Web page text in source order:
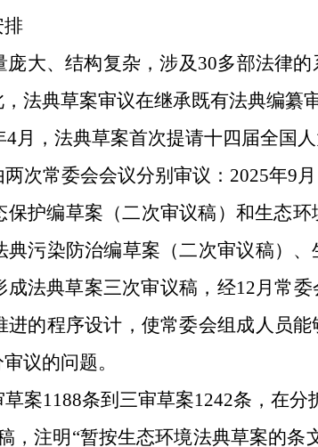
排
大、结构复杂，涉及 30多部法律
法典草案审议在继承既有法典编纂
4月，法典草案首次提请十四届全国
次常委会会议分别审议： 2025年9
护编草案（二次审议稿）和生态
污染防治编草案（二次审议稿）
法典草案三次审议稿，经12月常
的程序设计，使常委会组成人员
议的问题。
草案1188条到三审草案1242条，在分
，注明“暂按生态环境法典草案的